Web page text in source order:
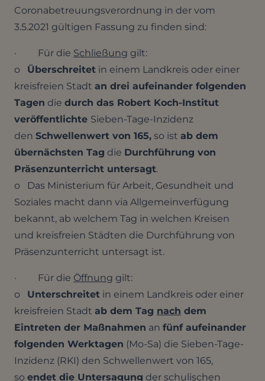
Coronabetreuungsverordnung in der vom
3.5.2021 gültigen Fassung zu finden sind:
· Für die Schließung gilt:
o Überschreitet in einem Landkreis oder einer
kreisfreien Stadt an drei aufeinander folgenden
Tagen die durch das Robert Koch-Institut
veröffentlichte Sieben-Tage-Inzidenz
den Schwellenwert von 165, so ist ab dem
übernächsten Tag die Durchführung von
Präsenzunterricht untersagt.
o Das Ministerium für Arbeit, Gesundheit und
Soziales macht dann via Allgemeinverfügung
bekannt, ab welchem Tag in welchen Kreisen
und kreisfreien Städten die Durchführung von
Präsenzunterricht untersagt ist.
· Für die Öffnung gilt:
o Unterschreitet in einem Landkreis oder einer
kreisfreien Stadt ab dem Tag nach dem
Eintreten der Maßnahmen an fünf aufeinander
folgenden Werktagen (Mo-Sa) die Sieben-Tage-
Inzidenz (RKI) den Schwellenwert von 165,
so endet die Untersagung der schulischen